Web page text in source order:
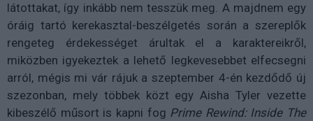
látottakat, így inkább nem tesszük meg. A majdnem egy
óráig tartó kerekasztal-beszélgetés során a szereplők
rengeteg érdekességet árultak el a karaktereikről,
miközben igyekeztek a lehető legkevesebbet elfecsegni
arról, mégis mi vár rájuk a szeptember 4-én kezdődő új
szezonban, mely többek közt egy Aisha Tyler vezette
kibeszélő műsort is kapni fog Prime Rewind: Inside The